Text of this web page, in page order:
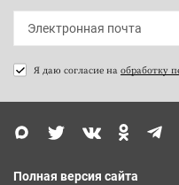
Я даю согласие на обработку
Полная версия сайта